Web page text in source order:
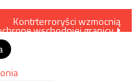
Kontrterroryści wzmocnią
wschodniej granicy